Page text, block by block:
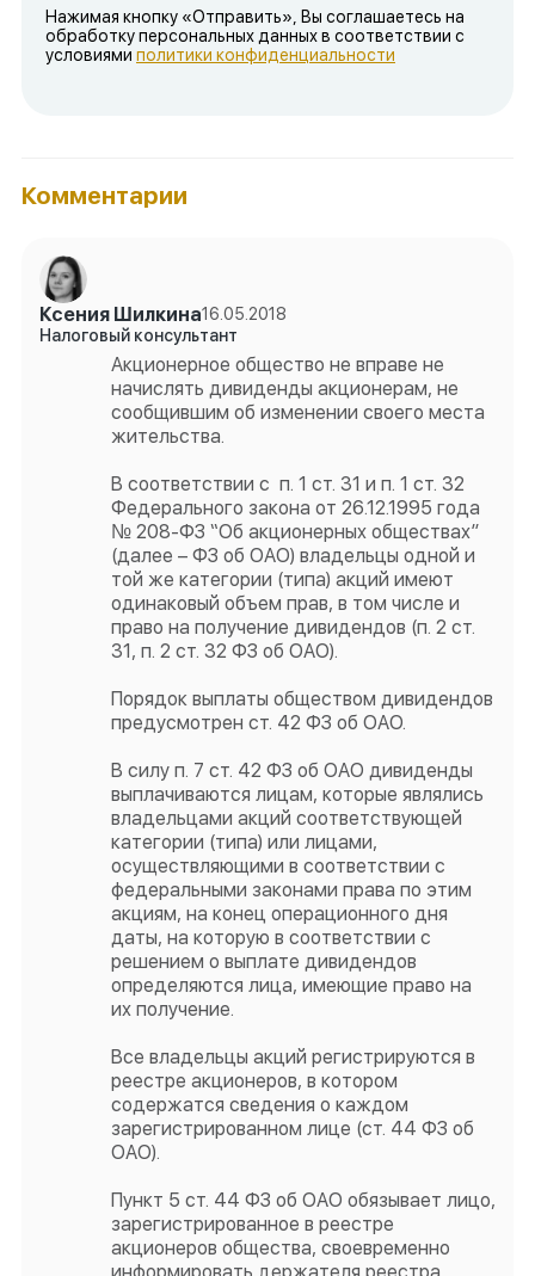
Нажимая кнопку «Отправить», Вы соглашаетесь на
обработку персональных данных в соответствии с
условиями политики конфиденциальности
Комментарии
Ксения Шилкина16.05.2018
Налоговый консультант
Акционерное общество не вправе не
начислять дивиденды акционерам, не
сообщившим об изменении своего места
жительства.
В соответствии с п. 1 ст. 31 и п. 1 ст. 32
Федерального закона от 26.12.1995 года
№ 208-ФЗ “Об акционерных обществах”
(далее – ФЗ об ОАО) владельцы одной и
той же категории (типа) акций имеют
одинаковый объем прав, в том числе и
право на получение дивидендов (п. 2 ст.
31, п. 2 ст. 32 ФЗ об ОАО).
Порядок выплаты обществом дивидендов
предусмотрен ст. 42 ФЗ об ОАО.
В силу п. 7 ст. 42 ФЗ об ОАО дивиденды
выплачиваются лицам, которые являлись
владельцами акций соответствующей
категории (типа) или лицами,
осуществляющими в соответствии с
федеральными законами права по этим
акциям, на конец операционного дня
даты, на которую в соответствии с
решением о выплате дивидендов
определяются лица, имеющие право на
их получение.
Все владельцы акций регистрируются в
реестре акционеров, в котором
содержатся сведения о каждом
зарегистрированном лице (ст. 44 ФЗ об
ОАО).
Пункт 5 ст. 44 ФЗ об ОАО обязывает лицо,
зарегистрированное в реестре
акционеров общества, своевременно